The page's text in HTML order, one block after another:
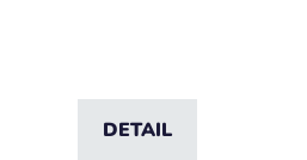
DETAIL